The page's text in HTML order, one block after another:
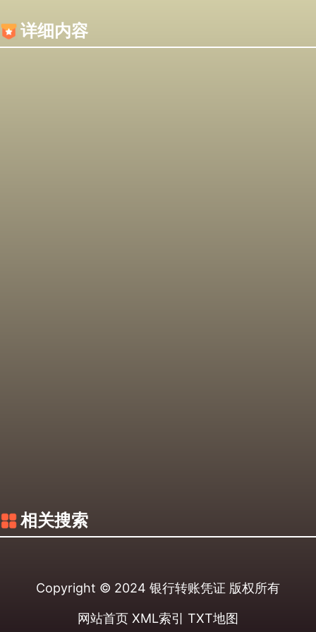
详细内容
相关搜索
Copyright © 2024 银行转账凭证 版权所有
网站首页 XML索引 TXT地图